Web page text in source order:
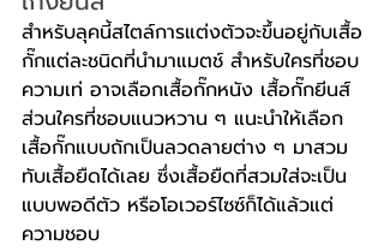
สำหรับลุคนี้สไตล์การแต่งตัวจะขึ้นอยู่กับเสื้อ
กั๊กแต่ละชนิดที่นำมาแมตช์ สำหรับใครที่ชอบ
ความเท่ อาจเลือกเสื้อกั๊กหนัง เสื้อกั๊กยีนส์
ส่วนใครที่ชอบแนวหวาน ๆ แนะนำให้เลือก
เสื้อกั๊กแบบถักเป็นลวดลายต่าง ๆ มาสวม
ทับเสื้อยืดได้เลย ซึ่งเสื้อยืดที่สวมใส่จะเป็น
แบบพอดีตัว หรือโอเวอร์ไซซ์ก็ได้แล้วแต่
ความชอบ